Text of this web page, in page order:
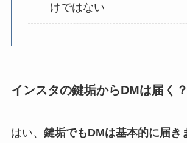
けではない
インスタの鍵垢からDMは届く？
はい、 鍵垢でもDMは基本的に届き